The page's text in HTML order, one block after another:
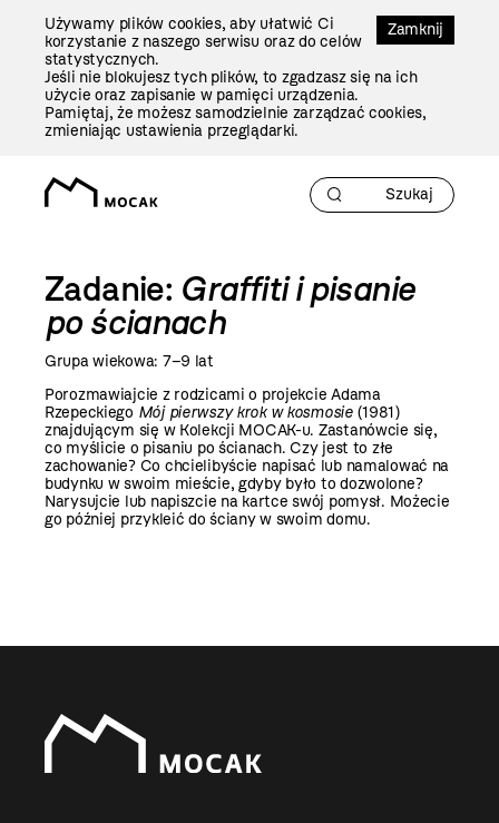
Zamknij
Używamy plików cookies, aby ułatwić Ci
korzystanie z naszego serwisu oraz do celów
statystycznych.
Jeśli nie blokujesz tych plików, to zgadzasz się na ich
użycie oraz zapisanie w pamięci urządzenia.
Pamiętaj, że możesz samodzielnie zarządzać cookies,
zmieniając ustawienia przeglądarki.
Zadanie: Graffiti i pisanie
po ścianach
Grupa wiekowa: 7–9 lat
Porozmawiajcie z rodzicami o projekcie Adama
Rzepeckiego Mój pierwszy krok w kosmosie(1981)
znajdującym się w Kolekcji MOCAK-u. Zastanówcie się,
co myślicie o pisaniu po ścianach. Czy jest to złe
zachowanie? Co chcielibyście napisać lub namalować na
budynku w swoim mieście, gdyby było to dozwolone?
Narysujcie lub napiszcie na kartce swój pomysł. Możecie
go później przykleić do ściany w swoim domu.